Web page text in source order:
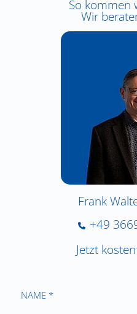
So kommen
Wir
Frank
+49
Jetzt
NAME *